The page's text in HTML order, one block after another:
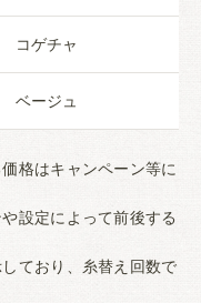
コゲチャ
ベージュ
格はキャンペーン等に
設定によって前後する
ており、糸替え回数で